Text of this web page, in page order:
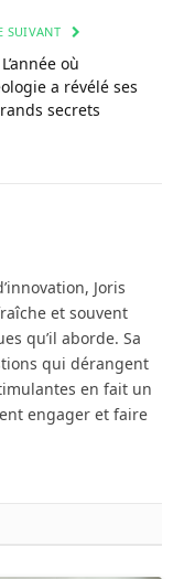
SUIVANT
où
a révélé ses
secrets
Joris
et souvent
qu’il aborde. Sa
qui dérangent
en fait un
engager et faire